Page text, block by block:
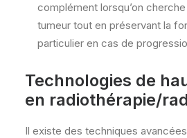
complément lorsqu’on
tumeur tout en préservant la
particulier en cas de
Technologies de
en radiothérapie/
Il existe des techniques